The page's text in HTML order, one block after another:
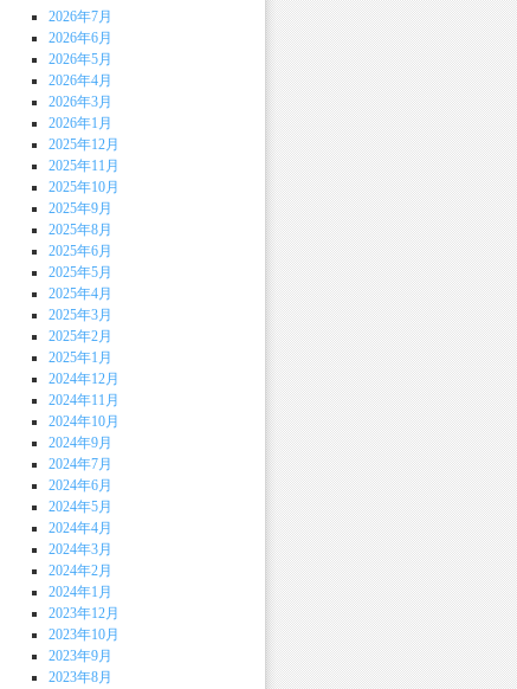
2026年7月
2026年6月
2026年5月
2026年4月
2026年3月
2026年1月
2025年12月
2025年11月
2025年10月
2025年9月
2025年8月
2025年6月
2025年5月
2025年4月
2025年3月
2025年2月
2025年1月
2024年12月
2024年11月
2024年10月
2024年9月
2024年7月
2024年6月
2024年5月
2024年4月
2024年3月
2024年2月
2024年1月
2023年12月
2023年10月
2023年9月
2023年8月